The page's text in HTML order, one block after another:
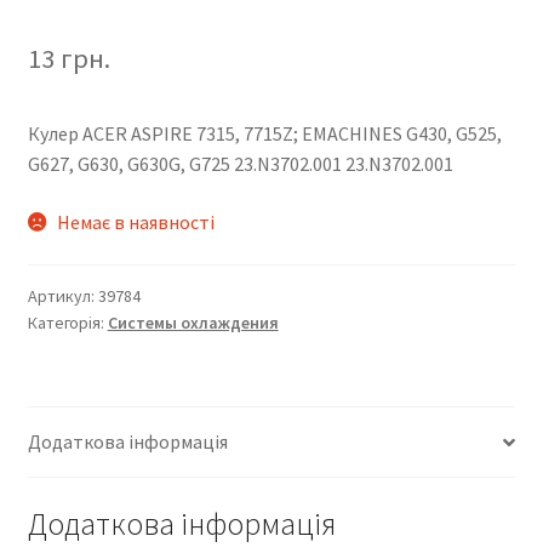
13 грн.
Кулер ACER ASPIRE 7315, 7715Z; EMACHINES G430, G525,
G627, G630, G630G, G725 23.N3702.001 23.N3702.001
Немає в наявності
Артикул: 39784
Категорія: Системы охлаждения
Додаткова інформація
Додаткова інформація